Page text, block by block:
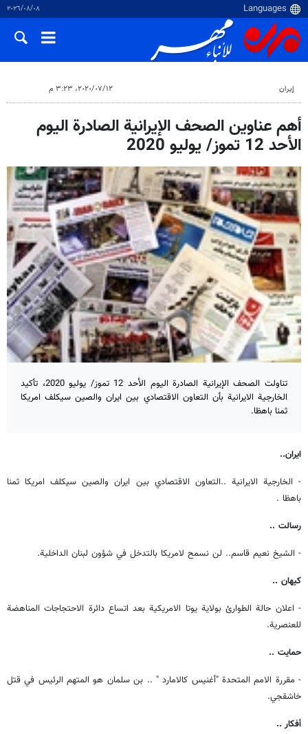
٠٨‏/٠٨‏/٢٠٢٦
إيران ١٢‏/٠٧‏/٢٠٢٠، ٣:٢٣ م
أهم عناوين الصحف الإيرانية الصادرة اليوم
الأحد 12 تموز/ يوليو 2020
تناولت الصحف الإيرانية الصادرة اليوم الأحد 12 تموز/ يوليو 2020، تأكيد
الخارجية الايرانية بأن التعاون الاقتصادي بين ايران والصين سيكلف امريكا
ثمنا باهظا.
ايران..
- الخارجية الايرانية ..التعاون الاقتصادي بين ايران والصين سيكلف امريكا ثمنا
باهظا .
رسالت ..
- الشيخ نعيم قاسم.. لن نسمح لامريكا بالتدخل في شؤون لبنان الداخلية.
كيهان ..
- اعلان حالة الطوارئ بولاية يوتا الامريكية بعد اتساع دائرة الاحتجاجات المناهضة
للعنصرية.
حمايت ..
- مقررة الامم المتحدة "أغنيس كالامارد " .. بن سلمان هو المتهم الرئيس في قتل
خاشقجي.
أفكار ..